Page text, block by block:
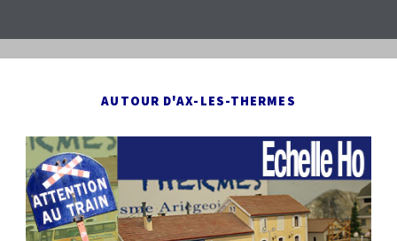
AUTOUR D'AX-LES-THERMES